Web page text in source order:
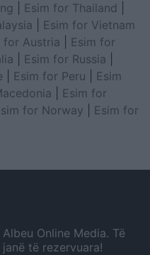
Esim for Thailand
Esim for Vietnam
for Austria
Esim for
Esim for Russia
Esim for Peru
Esim
Esim for
for Norway
Esim for
Online Media. Të
të rezervuara!